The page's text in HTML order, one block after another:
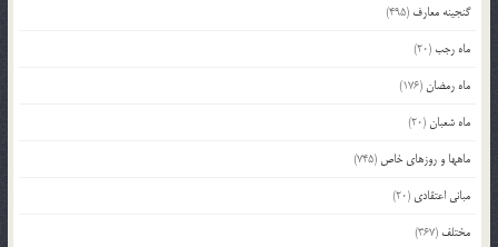
گنجینه معارف (495)
ماه رجب(20)
ماه رمضان(176)
ماه شعبان(20)
ماهها و روزهای خاص (745)
مبانی اعتقادی (20)
مختلف (367)